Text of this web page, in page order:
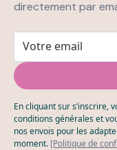
directement par
En cliquant sur s’inscrire,
conditions générales et
nos envois pour les
moment. [Politique de